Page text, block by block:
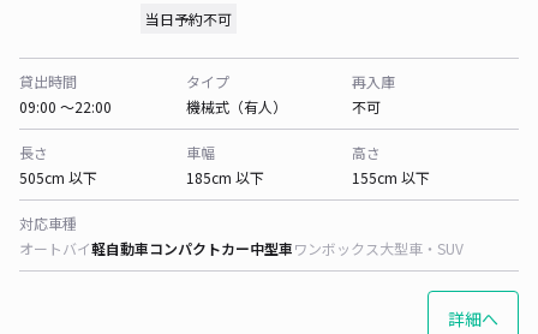
当日予約不可
貸出時間
09:00 〜22:00
タイプ
機械式（有人）
再入庫
不可
長さ
505cm 以下
車幅
185cm 以下
高さ
155cm 以下
対応車種
オートバイ軽自動車コンパクトカー中型車ワンボックス大型車・SUV
詳細へ